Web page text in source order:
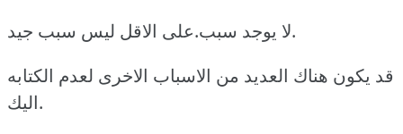
لا يوجد سبب.على الاقل ليس سبب جيد.
قد يكون هناك العديد من الاسباب الاخرى لعدم الكتابه
اليك.